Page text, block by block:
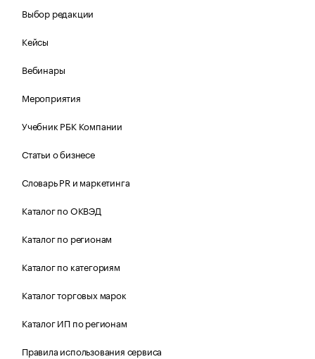
Выбор редакции
Кейсы
Вебинары
Мероприятия
Учебник РБК Компании
Статьи о бизнесе
Словарь PR и маркетинга
Каталог по ОКВЭД
Каталог по регионам
Каталог по категориям
Каталог торговых марок
Каталог ИП по регионам
Правила использования сервиса